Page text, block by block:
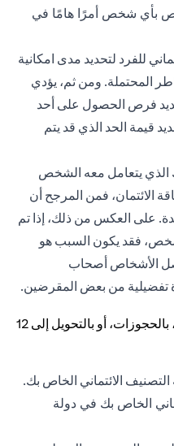
بأي شخص أمرًا هامًا في
للفرد لتحديد مدى امكانية
المحتملة. ومن ثم، يؤدي
فرص الحصول على أحد
قيمة الحد الذي قد يتم
الذي يتعامل معه الشخص
الائتمان، فمن المرجح أن
على العكس من ذلك، إذا تم
فقد يكون السبب هو
الأشخاص أصحاب
تفضيلية من بعض المقرضين.
الائتماني الخاص بك.
الخاص بك في دولة